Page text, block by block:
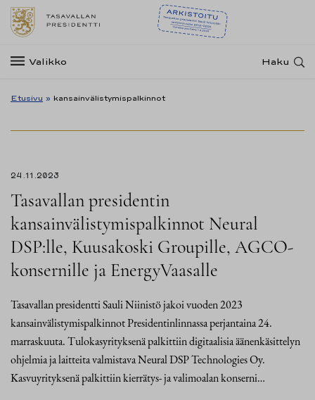
Valikko Haku
Etusivu » kansainvälistymispalkinnot
24.11.2023
Tasavallan presidentin
kansainvälistymispalkinnot Neural
DSP:lle, Kuusakoski Groupille, AGCO-
konsernille ja EnergyVaasalle
Tasavallan presidentti Sauli Niinistö jakoi vuoden 2023
kansainvälistymispalkinnot Presidentinlinnassa perjantaina 24.
marraskuuta. Tulokasyrityksenä palkittiin digitaalisia äänenkäsittelyn
ohjelmia ja laitteita valmistava Neural DSP Technologies Oy.
Kasvuyrityksenä palkittiin kierrätys- ja valimoalan konserni…